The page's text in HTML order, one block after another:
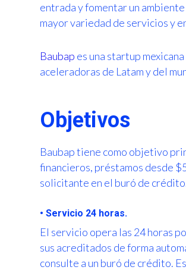
entrada y fomentar un
mayor variedad de servicios y
Baubap es una startup
aceleradoras de Latam y del
Objetivos
Baubap tiene como objetivo
financieros, préstamos desde
solicitante en el buró de
• Servicio 24 horas.
El servicio opera las 24 horas
sus acreditados de forma
consulte a un buró de crédito.